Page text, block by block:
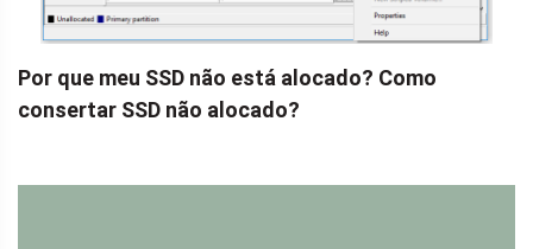
Por que meu SSD não está alocado? Como
consertar SSD não alocado?